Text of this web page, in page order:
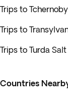
Trips to
Trips to
Trips to Turda
Countries